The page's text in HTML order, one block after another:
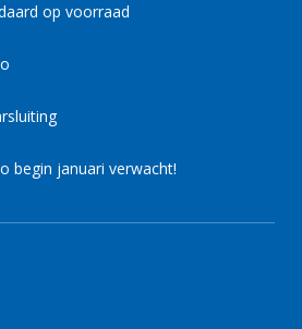
op voorraad
begin januari verwacht!